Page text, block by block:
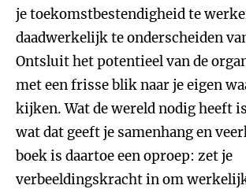
je toekomstbestendigheid te
daadwerkelijk te onderscheiden
Ontsluit het potentieel van de
met een frisse blik naar je eigen
kijken. Wat de wereld nodig heeft
wat dat geeft je samenhang en
boek is daartoe een oproep: zet je
verbeeldingskracht in om